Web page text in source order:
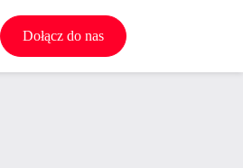
Dołącz do nas